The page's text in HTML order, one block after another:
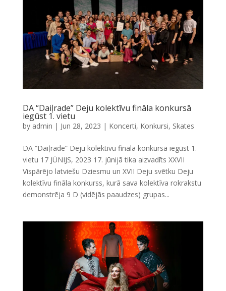
DA “Daiļrade” Deju kolektīvu fināla konkursā
iegūst 1. vietu
by admin | Jun 28, 2023 | Koncerti, Konkursi, Skates
DA “Daiļrade” Deju kolektīvu fināla konkursā iegūst 1.
vietu 17 JŪNIJS, 2023 17. jūnijā tika aizvadīts XXVII
Vispārējo latviešu Dziesmu un XVII Deju svētku Deju
kolektīvu fināla konkurss, kurā sava kolektīva rokrakstu
demonstrēja 9 D (vidējās paaudzes) grupas...